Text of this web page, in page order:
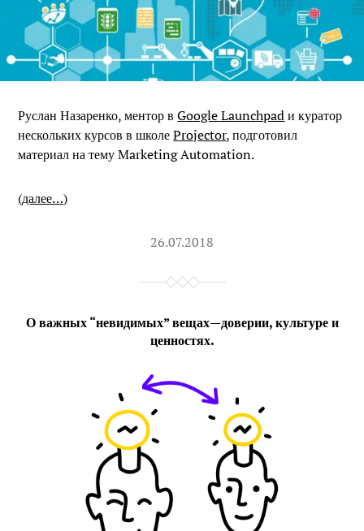
Руслан Назаренко, ментор вGoogle Launchpadи куратор
нескольких курсов в школеProjector, подготовил
материал на тему Marketing Automation.
(далее…)
26.07.2018
О важных “невидимых” вещах — доверии, культуре и
ценностях.